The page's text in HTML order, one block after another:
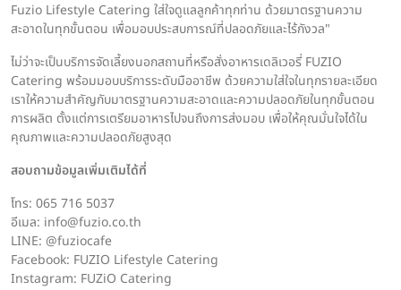
Fuzio Lifestyle Catering ใส่ใจดูแลลูกค้าทุกท่าน ด้วยมาตรฐานความ
สะอาดในทุกขั้นตอน เพื่อมอบประสบการณ์ที่ปลอดภัยและไร้กังวล"
ไม่ว่าจะเป็นบริการจัดเลี้ยงนอกสถานที่หรือสั่งอาหารเดลิเวอรี่ FUZIO
Catering พร้อมมอบบริการระดับมืออาชีพ ด้วยความใส่ใจในทุกรายละเอียด
เราให้ความสำคัญกับมาตรฐานความสะอาดและความปลอดภัยในทุกขั้นตอน
การผลิต ตั้งแต่การเตรียมอาหารไปจนถึงการส่งมอบ เพื่อให้คุณมั่นใจได้ใน
คุณภาพและความปลอดภัยสูงสุด
สอบถามข้อมูลเพิ่มเติมได้ที่
โทร: 065 716 5037
อีเมล: info@fuzio.co.th
LINE: @fuziocafe
Facebook: FUZIO Lifestyle Catering
Instagram: FUZiO Catering